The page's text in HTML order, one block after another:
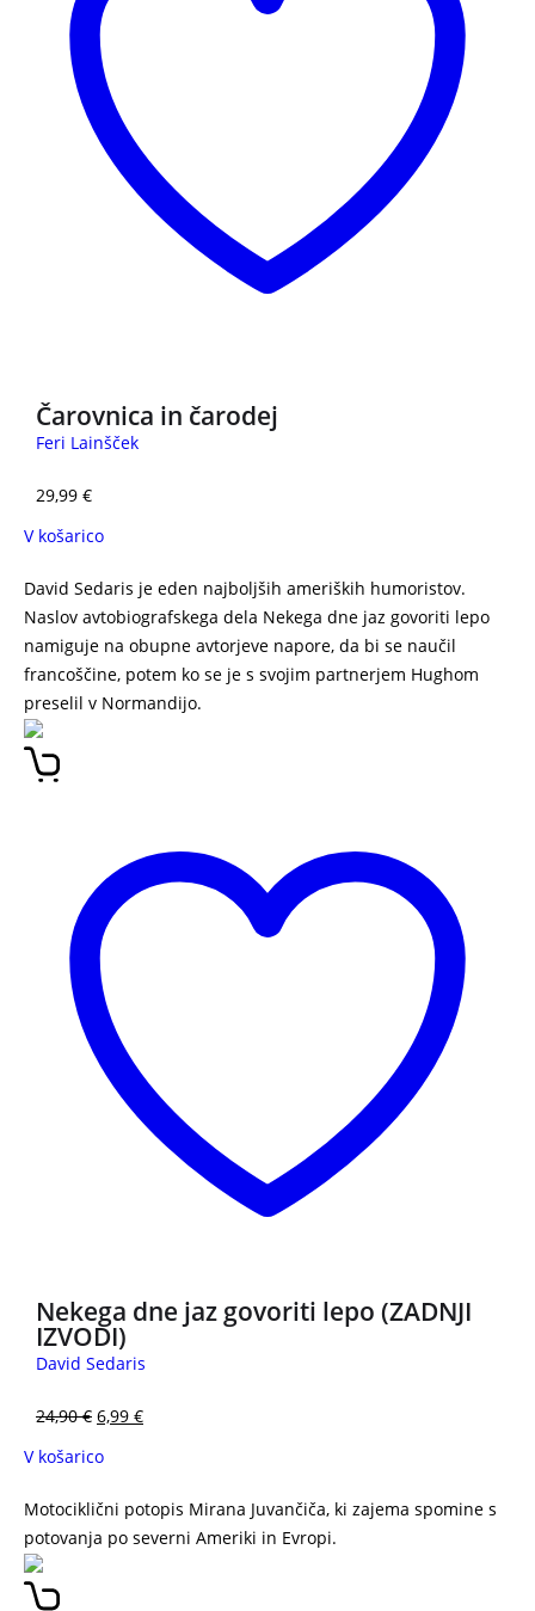
Čarovnica in čarodej
Feri Lainšček
29,99 €
V košarico
David Sedaris je eden najboljših ameriških humoristov.
Naslov avtobiografskega dela Nekega dne jaz govoriti lepo
namiguje na obupne avtorjeve napore, da bi se naučil
francoščine, potem ko se je s svojim partnerjem Hughom
preselil v Normandijo.
Nekega dne jaz govoriti lepo (ZADNJI
IZVODI)
David Sedaris
24,90€ 6,99 €
V košarico
Motociklični potopis Mirana Juvančiča, ki zajema spomine s
potovanja po severni Ameriki in Evropi.